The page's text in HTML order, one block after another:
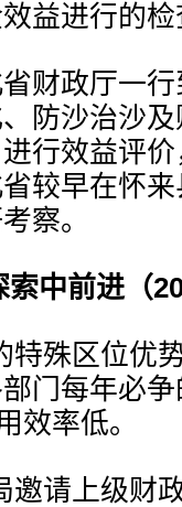
益进行的
财政厅一
防沙治沙
行效益评
较早在怀
察。
索中前进（
特殊区位优
门每年必争
效率低。
邀请上级财